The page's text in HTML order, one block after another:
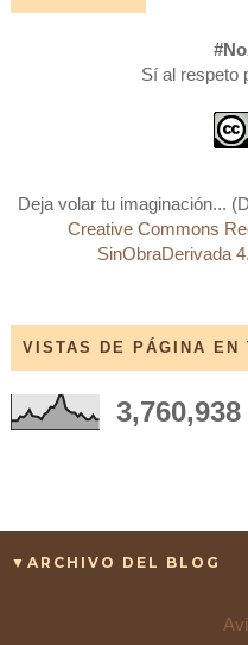
Sí al respeto
Deja volar tu imaginación...
Creative Commons
SinObraDerivada
VISTAS DE PÁGINA EN
3,760,938
▼ARCHIVO DEL BLOG